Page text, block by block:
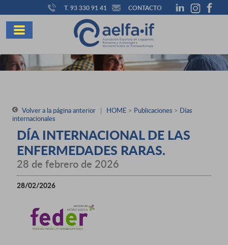
T. 93 330 91 41 CONTACTO
Volver a la página anterior | HOME > Publicaciones > Días
internacionales
DÍA INTERNACIONAL DE LAS
ENFERMEDADES RARAS.
28 de febrero de 2026
28/02/2026